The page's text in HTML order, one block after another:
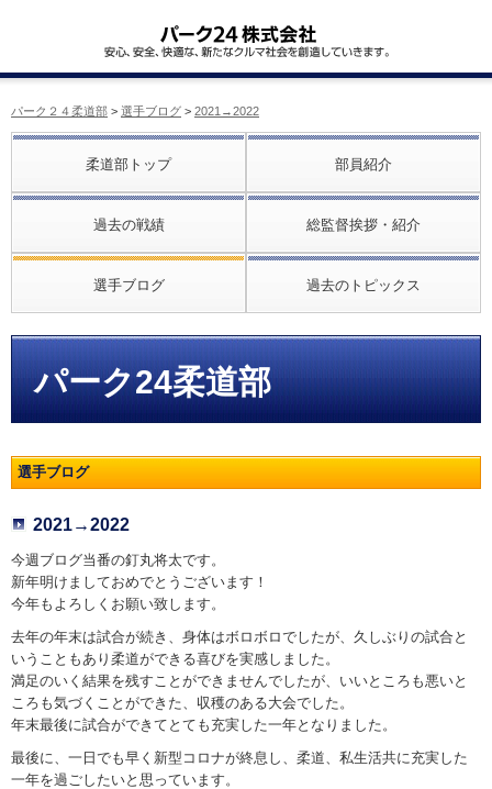
パーク２４柔道部 > 選手ブログ > 2021→2022
柔道部トップ 部員紹介
過去の戦績 総監督挨拶・紹介
選手ブログ 過去のトピックス
パーク24柔道部
選手ブログ
2021→2022
今週ブログ当番の釘丸将太です。
新年明けましておめでとうございます！
今年もよろしくお願い致します。
去年の年末は試合が続き、身体はボロボロでしたが、久しぶりの試合と
いうこともあり柔道ができる喜びを実感しました。
満足のいく結果を残すことができませんでしたが、いいところも悪いと
ころも気づくことができた、収穫のある大会でした。
年末最後に試合ができてとても充実した一年となりました。
最後に、一日でも早く新型コロナが終息し、柔道、私生活共に充実した
一年を過ごしたいと思っています。